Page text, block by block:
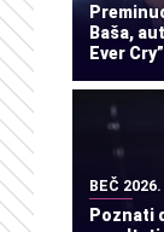
Baša,
Ever Cry”
BEČ 2026.
Poznati